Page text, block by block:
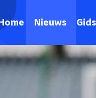
Home Nieuws Gids